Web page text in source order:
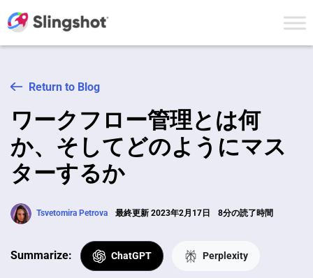
Return to Blog
ワークフロー管理とは何
か、そしてどのようにマス
ターするか
Tsvetomira Petrova 最終更新 2023年2月17日 8分の読了時間
Summarize: ChatGPT Perplexity